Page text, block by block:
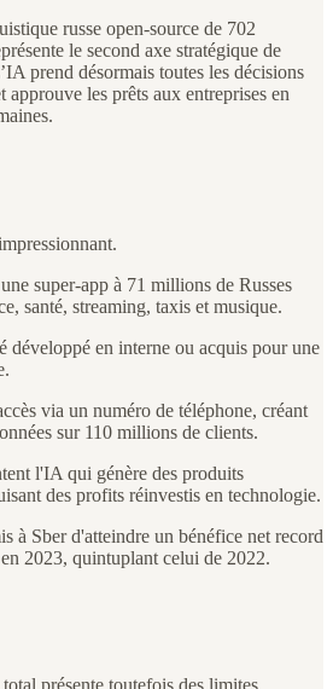
russe open-source de 702
le second axe stratégique de
prend désormais toutes les décisions
les prêts aux entreprises en
super-app à 71 millions de Russes
santé, streaming, taxis et musique.
développé en interne ou acquis pour une
via un numéro de téléphone, créant
sur 110 millions de clients.
l'IA qui génère des produits
des profits réinvestis en technologie.
à Sber d'atteindre un bénéfice net record
2023, quintuplant celui de 2022.